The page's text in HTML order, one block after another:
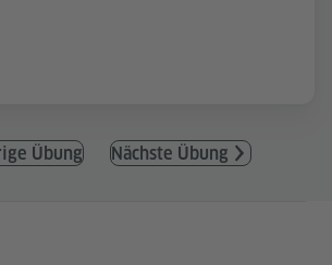
Übung Nächste Übung